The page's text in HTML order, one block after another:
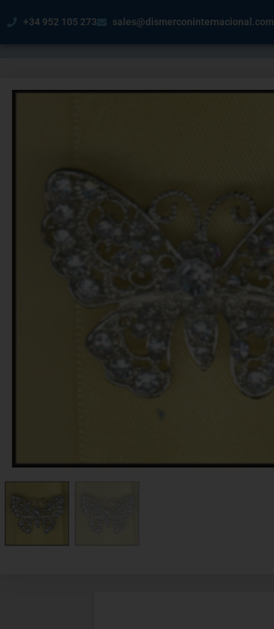
+34 952 105 273 sales@dismerconinternacional.com